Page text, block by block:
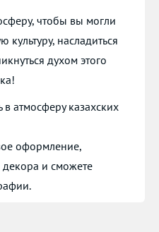
чтобы вы могли
культуру, насладиться
духом этого
в атмосферу казахских
оформление,
и сможете